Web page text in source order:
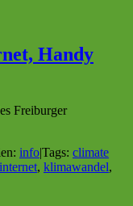
Handy
Freiburger
info|Tags: climate
internet, klimawandel,